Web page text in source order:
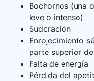
Bochornos (una
leve o intenso)
Sudoración
Enrojecimiento
parte superior
Falta de energía
Pérdida del